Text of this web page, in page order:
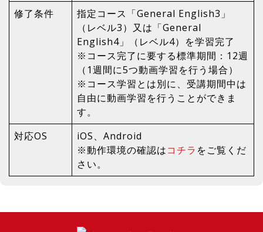
修了条件
指定コース「General English3」
（レベル3）又は「General
English4」（レベル4）を学習完了
※コース完了に要する標準期間：12週
（1週間に5つ動画学習を行う場合）
※コース学習とは別に、受講期間中は
自由に動画学習を行うことができま
す。
対応OS
iOS、Android
※動作環境の確認はコチラ をご覧くだ
さい。